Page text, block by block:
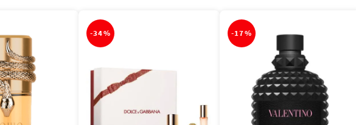
-34% -17%